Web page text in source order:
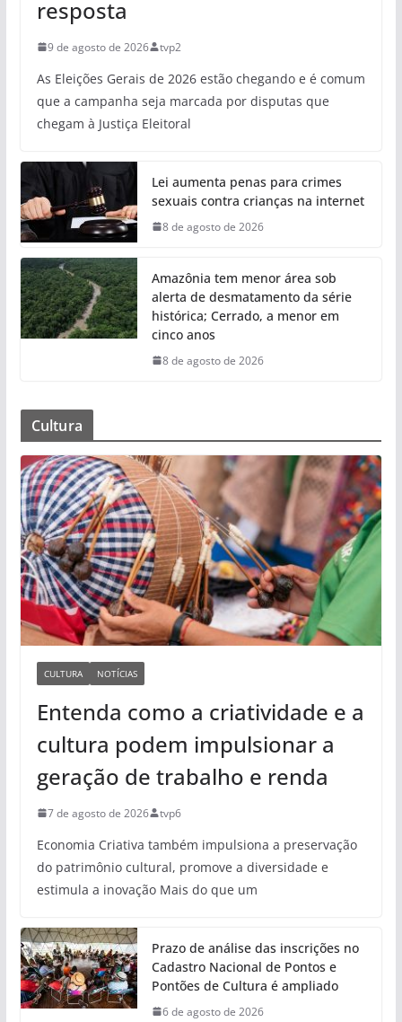
resposta
9 de agosto de 2026 tvp2
As Eleições Gerais de 2026 estão chegando e é comum
que a campanha seja marcada por disputas que
chegam à Justiça Eleitoral
Lei aumenta penas para crimes
sexuais contra crianças na internet
8 de agosto de 2026
Amazônia tem menor área sob
alerta de desmatamento da série
histórica; Cerrado, a menor em
cinco anos
8 de agosto de 2026
Cultura
CULTURA NOTÍCIAS
Entenda como a criatividade e a
cultura podem impulsionar a
geração de trabalho e renda
7 de agosto de 2026 tvp6
Economia Criativa também impulsiona a preservação
do patrimônio cultural, promove a diversidade e
estimula a inovação Mais do que um
Prazo de análise das inscrições no
Cadastro Nacional de Pontos e
Pontões de Cultura é ampliado
6 de agosto de 2026